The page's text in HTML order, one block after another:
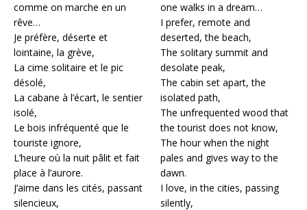
comme on marche en un
rêve…
Je préfère, déserte et
lointaine, la grève,
La cime solitaire et le pic
désolé,
La cabane à l’écart, le sentier
isolé,
Le bois infréquenté que le
touriste ignore,
L’heure où la nuit pâlit et fait
place à l’aurore.
J’aime dans les cités, passant
silencieux,
one walks in a dream…
I prefer, remote and
deserted, the beach,
The solitary summit and
desolate peak,
The cabin set apart, the
isolated path,
The unfrequented wood that
the tourist does not know,
The hour when the night
pales and gives way to the
dawn.
I love, in the cities, passing
silently,